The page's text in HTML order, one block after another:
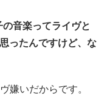
音楽ってライヴと
ったんですけど、な
嫌いだからです。